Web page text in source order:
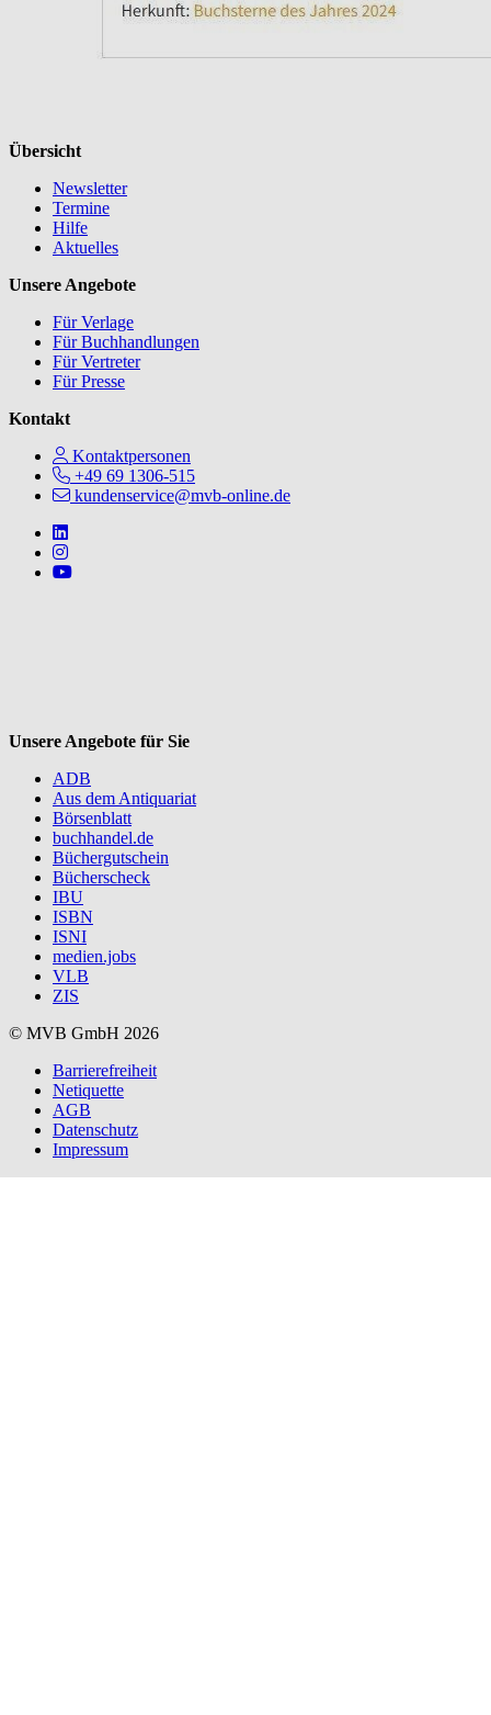
Übersicht
Newsletter
Termine
Hilfe
Aktuelles
Unsere Angebote
Für Verlage
Für Buchhandlungen
Für Vertreter
Für Presse
Kontakt
Kontaktpersonen
+49 69 1306-515
kundenservice@mvb-online.de
Follow us on https://www.linkedin.com/company/mvbbooks
Follow us on https://www.instagram.com/lifeatmvb/
Follow us on https://www.youtube.com/@mvbbooks
Unsere Angebote für Sie
ADB
Aus dem Antiquariat
Börsenblatt
buchhandel.de
Büchergutschein
Bücherscheck
IBU
ISBN
ISNI
medien.jobs
VLB
ZIS
© MVB GmbH 2026
Barrierefreiheit
Netiquette
AGB
Datenschutz
Impressum